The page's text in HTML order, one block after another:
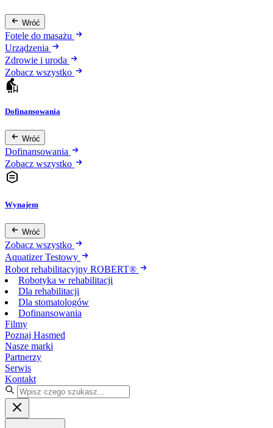
Wróć
Fotele do masażu
Urządzenia
Zdrowie i uroda
Zobacz wszystko
Dofinansowania
Wróć
Dofinansowania
Zobacz wszystko
Wynajem
Wróć
Zobacz wszystko
Aquatizer Testowy
Robot rehabilitacyjny ROBERT®
Robotyka w rehabilitacji
Dla rehabilitacji
Dla stomatologów
Dofinansowania
Filmy
Poznaj Hasmed
Nasze marki
Partnerzy
Serwis
Kontakt